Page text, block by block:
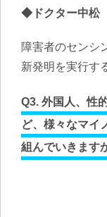
◆ドクター中松
障害者のセンシ
新発明を実行す
Q3. 外国人、性
ど、様々なマイ
組んでいきます